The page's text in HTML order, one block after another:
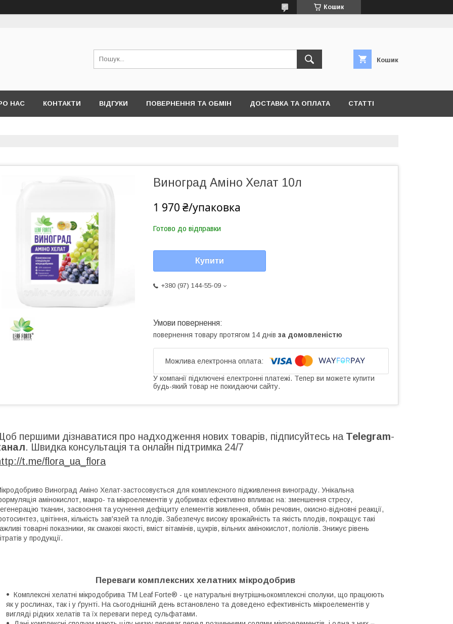
Кошик
Кошик
НАС КОНТАКТИ ВІДГУКИ ПОВЕРНЕННЯ ТА ОБМІН ДОСТАВКА ТА ОПЛАТА СТАТТІ
Виноград Аміно Хелат 10л
1 970 ₴/упаковка
Готово до відправки
Купити
+380 (97) 144-55-09
повернення товару протягом 14 днів за домовленістю
У компанії підключені електронні платежі. Тепер ви можете купити
будь-який товар не покидаючи сайту.
першими дізнаватися про надходження нових товарів, підписуйтесь на Telegram-
. Швидка консультація та онлайн підтримка 24/7
t.me/flora_ua_flora
Виноград Аміно Хелат-застосовується для комплексного підживлення винограду. Унікальна
амінокислот, макро- та мікроелементів у добривах ефективно впливає на: зменшення стресу,
тканин, засвоєння та усунення дефіциту елементів живлення, обмін речовин, окисно-відновні реакції,
цвітіння, кількість зав'язей та плодів. Забезпечує високу врожайність та якість плодів, покращує такі
товарні показники, як смакові якості, вміст вітамінів, цукрів, вільних амінокислот, поліолів. Знижує рівень
у продукції.
Переваги комплексних хелатних мікродобрив
Комплексні хелатні мікродобрива ТМ Leaf Forte® - це натуральні внутрішньокомплексні сполуки, що працюють
як у рослинах, так і у ґрунті. На сьогоднішній день встановлено та доведено ефективність мікроелементів у
вигляді рідких хелатів та їх переваги перед сульфатами.